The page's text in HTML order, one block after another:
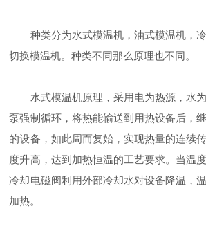
种类分为水式模温机，油式模温机，冷
切换模温机。种类不同那么原理也不同。
水式模温机原理，采用电为热源，水为
泵强制循环，将热能输送到用热设备后，
的设备，如此周而复始，实现热量的连续
度升高，达到加热恒温的工艺要求。当温
冷却电磁阀利用外部冷却水对设备降温，
加热。